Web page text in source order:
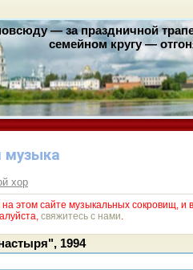
— за праздничной
семейном кругу —
музыка
хор
сайте музыкальных сокровищ, и
свяжитесь с нами.
1994